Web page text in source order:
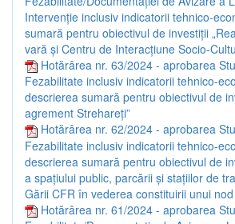
Intervenție inclusiv indicatorii tehnico-
sumară pentru obiectivul de investiții
vară și Centru de Interacțiune Socio-
Hotărârea nr. 63/2024 - aprobarea
Fezabilitate inclusiv indicatorii tehnico-
descrierea sumară pentru obiectivul de
agrement Strehareți”
Hotărârea nr. 62/2024 - aprobarea
Fezabilitate inclusiv indicatorii tehnico-
descrierea sumară pentru obiectivul de
a spațiului public, parcării și stațiilor de
Gării CFR în vederea constituirii unui
Hotărârea nr. 61/2024 - aprobarea